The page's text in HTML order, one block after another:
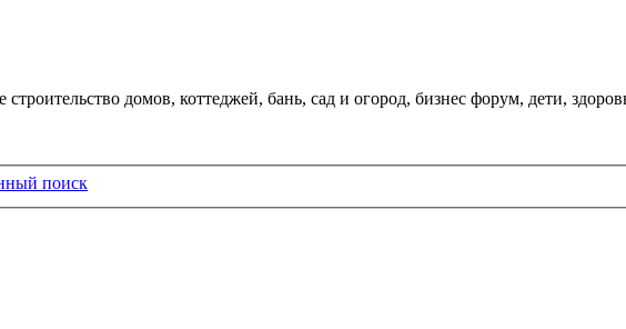
домов, коттеджей, бань, сад и огород, бизнес форум, дети,
поиск